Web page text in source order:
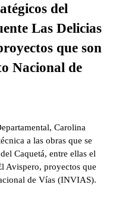
del
Las Delicias
que son
Nacional de
Carolina
a las obras que se
Caquetá, entre ellas el
Avispero, proyectos que
de Vías (INVIAS).